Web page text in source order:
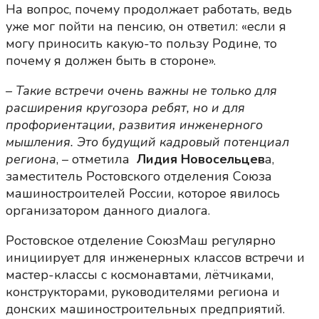
На вопрос, почему продолжает работать, ведь
уже мог пойти на пенсию, он ответил: «если я
могу приносить какую-то пользу Родине, то
почему я должен быть в стороне».
– Такие встречи очень важны не только для
расширения кругозора ребят, но и для
профориентации, развития инженерного
мышления. Это будущий кадровый потенциал
региона, – отметила Лидия Новосельцева,
заместитель Ростовского отделения Союза
машиностроителей России, которое явилось
организатором данного диалога.
Ростовское отделение СоюзМаш регулярно
инициирует для инженерных классов встречи и
мастер-классы с космонавтами, лётчиками,
конструкторами, руководителями региона и
донских машиностроительных предприятий.